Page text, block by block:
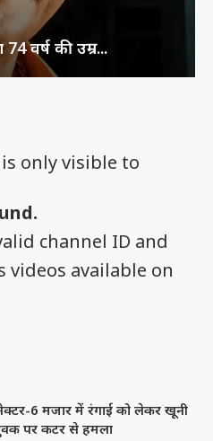
only visible to
channel ID and
videos available on
6 मजार में रंगाई को लेकर खूनी
पर कटर से हमला
वर्ष की उम्र...